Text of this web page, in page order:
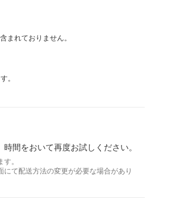
まれておりません。
。
間をおいて再度お試しください。
。
て配送方法の変更が必要な場合があり